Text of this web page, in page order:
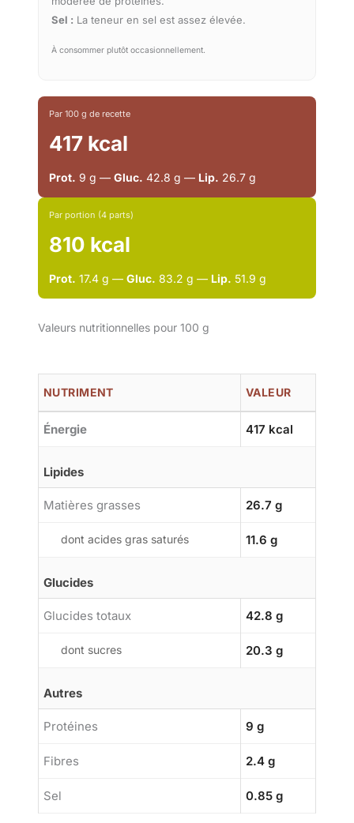
Sel : La teneur en sel est assez élevée.
À consommer plutôt occasionnellement.
Par 100 g de recette
417 kcal
Prot. 9 g — Gluc. 42.8 g — Lip. 26.7 g
Par portion (4 parts)
810 kcal
Prot. 17.4 g — Gluc. 83.2 g — Lip. 51.9 g
Valeurs nutritionnelles pour 100 g
NUTRIMENT VALEUR
Énergie 417 kcal
Lipides
Matières grasses 26.7 g
dont acides gras saturés 11.6 g
Glucides
Glucides totaux 42.8 g
dont sucres 20.3 g
Autres
Protéines 9 g
Fibres 2.4 g
Sel 0.85 g